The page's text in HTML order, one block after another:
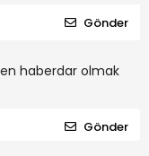
Gönder
haberdar olmak
Gönder